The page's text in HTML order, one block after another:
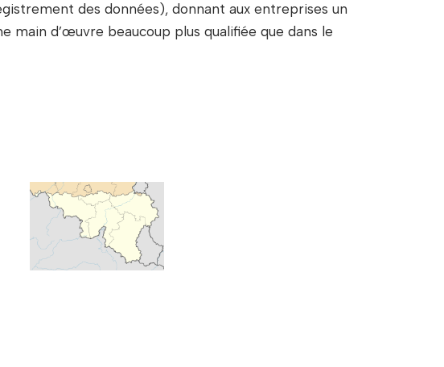
des données), donnant aux entreprises un
main d’œuvre beaucoup plus qualifiée que dans le